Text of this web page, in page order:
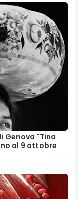
Genova "Tina
al 9 ottobre